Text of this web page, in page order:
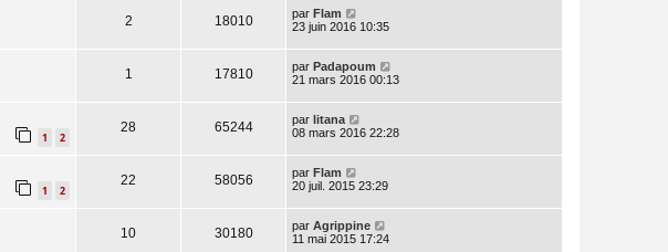
2 18010 par Flam
23 juin 2016 10:35
1 17810 par Padapoum
21 mars 2016 00:13
1 2
28 65244 par litana
08 mars 2016 22:28
1 2
22 58056 par Flam
20 juil. 2015 23:29
10 30180 par Agrippine
11 mai 2015 17:24